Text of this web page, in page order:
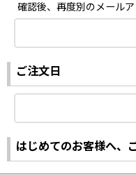
確認後、再度別のメール
ご注文日
はじめてのお客様へ、